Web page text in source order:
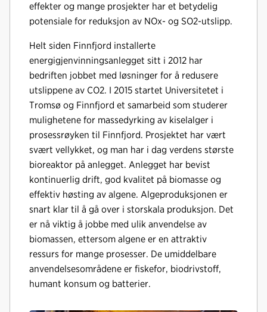
effekter og mange prosjekter har et betydelig
potensiale for reduksjon av NOx- og SO2-utslipp.
Helt siden Finnfjord installerte
energigjenvinningsanlegget sitt i 2012 har
bedriften jobbet med løsninger for å redusere
utslippene av CO2. I 2015 startet Universitetet i
Tromsø og Finnfjord et samarbeid som studerer
mulighetene for massedyrking av kiselalger i
prosessrøyken til Finnfjord. Prosjektet har vært
svært vellykket, og man har i dag verdens største
bioreaktor på anlegget. Anlegget har bevist
kontinuerlig drift, god kvalitet på biomasse og
effektiv høsting av algene. Algeproduksjonen er
snart klar til å gå over i storskala produksjon. Det
er nå viktig å jobbe med ulik anvendelse av
biomassen, ettersom algene er en attraktiv
ressurs for mange prosesser. De umiddelbare
anvendelsesområdene er fiskefor, biodrivstoff,
humant konsum og batterier.